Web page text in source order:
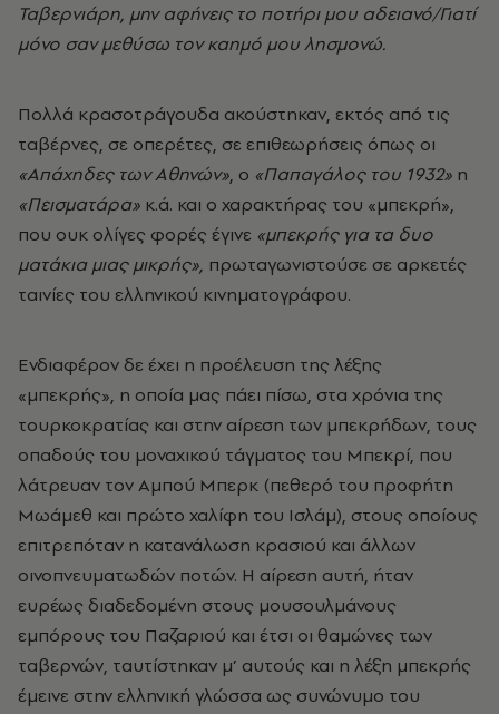
Ταβερνιάρη, μην αφήνεις το ποτήρι μου αδειανό/Γιατί
μόνο σαν μεθύσω τον καημό μου λησμονώ.
Πολλά κρασοτράγουδα ακούστηκαν, εκτός από τις
ταβέρνες, σε οπερέτες, σε επιθεωρήσεις όπως οι
«Απάχηδες των Αθηνών», ο «Παπαγάλος του 1932» η
«Πεισματάρα» κ.ά. και ο χαρακτήρας του «μπεκρή»,
που ουκ ολίγες φορές έγινε «μπεκρής για τα δυο
ματάκια μιας μικρής», πρωταγωνιστούσε σε αρκετές
ταινίες του ελληνικού κινηματογράφου.
Ενδιαφέρον δε έχει η προέλευση της λέξης
«μπεκρής», η οποία μας πάει πίσω, στα χρόνια της
τουρκοκρατίας και στην αίρεση των μπεκρήδων, τους
οπαδούς του μοναχικού τάγματος του Μπεκρί, που
λάτρευαν τον Αμπού Μπερκ (πεθερό του προφήτη
Μωάμεθ και πρώτο χαλίφη του Ισλάμ), στους οποίους
επιτρεπόταν η κατανάλωση κρασιού και άλλων
οινοπνευματωδών ποτών. Η αίρεση αυτή, ήταν
ευρέως διαδεδομένη στους μουσουλμάνους
εμπόρους του Παζαριού και έτσι οι θαμώνες των
ταβερνών, ταυτίστηκαν μ’ αυτούς και η λέξη μπεκρής
έμεινε στην ελληνική γλώσσα ως συνώνυμο του